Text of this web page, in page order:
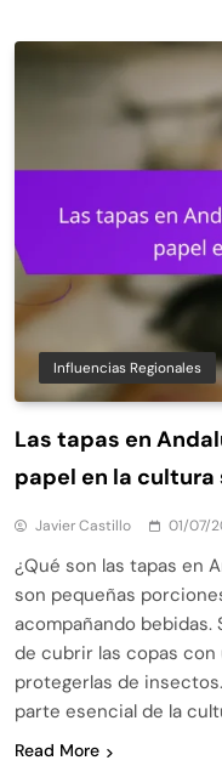
Influencias Regionales
Las tapas en
papel en la cultura
Javier Castillo 01/07/
¿Qué son las tapas en
son pequeñas
acompañando
de cubrir las copas
protegerlas de
parte esencial de la
Read More